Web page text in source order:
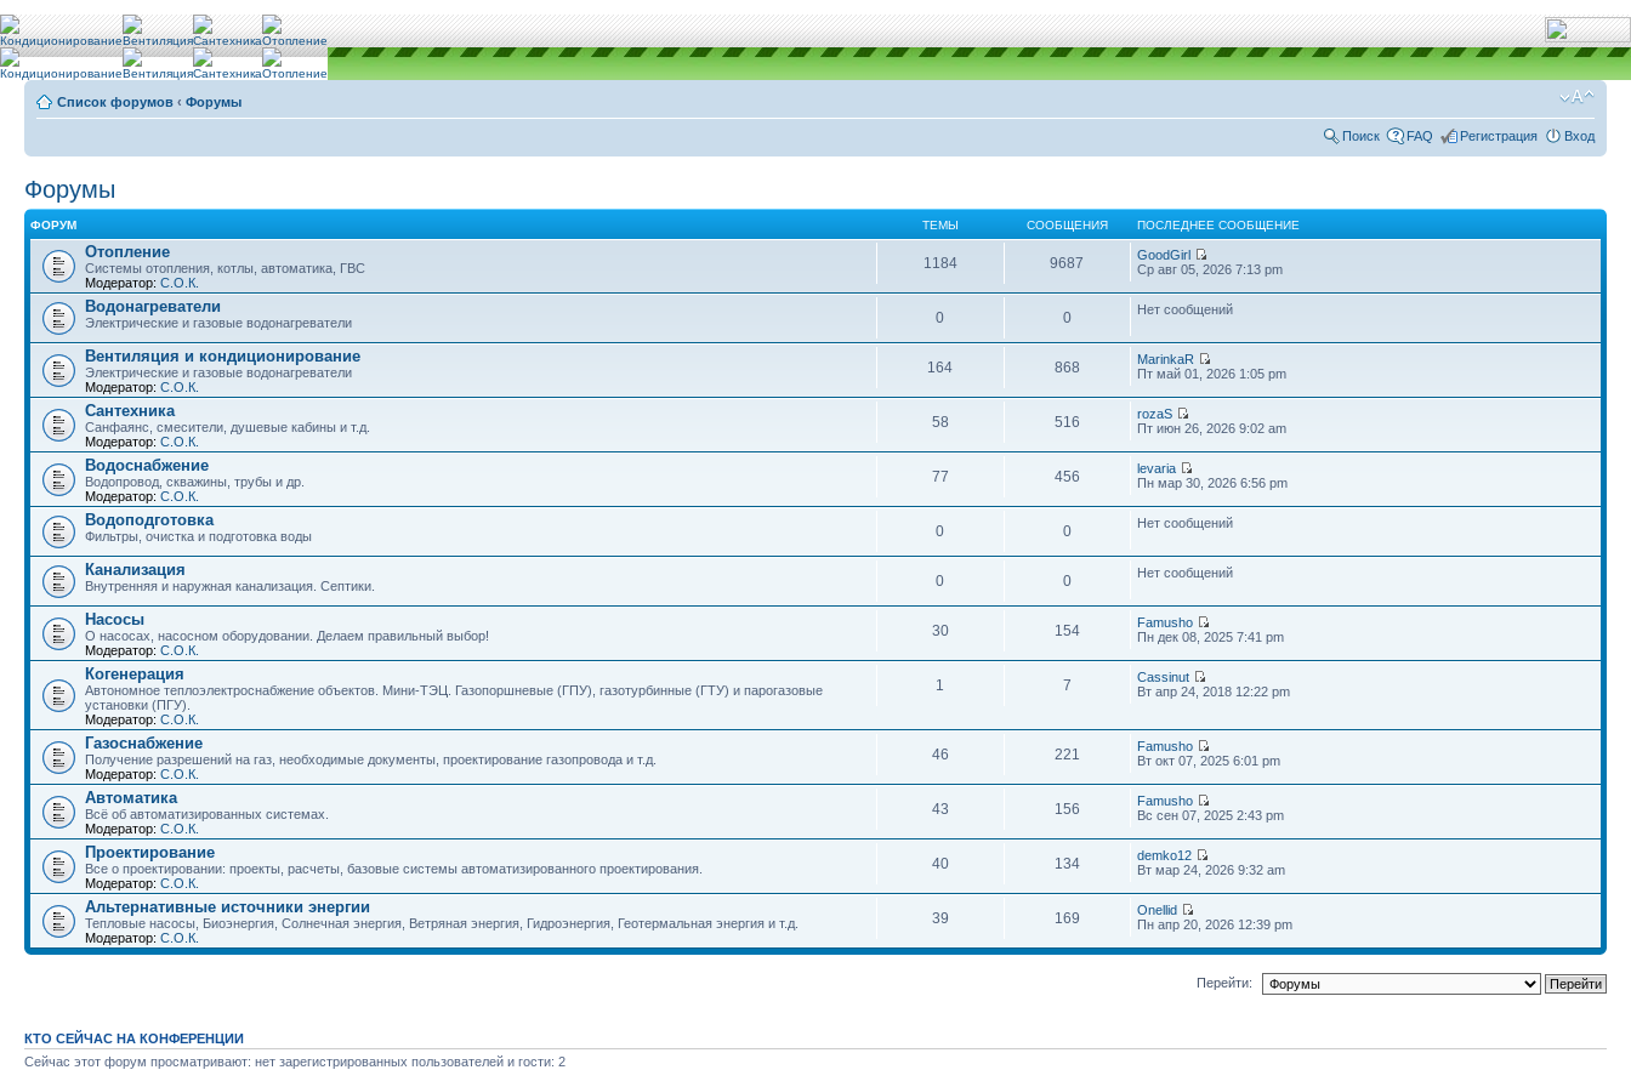
Список форумов ‹ Форумы
Поиск FAQ Регистрация Вход
Форумы
ФОРУМ ТЕМЫ СООБЩЕНИЯ ПОСЛЕДНЕЕ СООБЩЕНИЕ
Отопление
Системы отопления, котлы, автоматика, ГВС
Модератор: С.О.К.
1184 9687
GoodGirl
Ср авг 05, 2026 7:13 pm
Водонагреватели
Электрические и газовые водонагреватели 0 0 Нет сообщений
Вентиляция и кондиционирование
Электрические и газовые водонагреватели
Модератор: С.О.К.
164 868
MarinkaR
Пт май 01, 2026 1:05 pm
Сантехника
Санфаянс, смесители, душевые кабины и т.д.
Модератор: С.О.К.
58 516
rozaS
Пт июн 26, 2026 9:02 am
Водоснабжение
Водопровод, скважины, трубы и др.
Модератор: С.О.К.
77 456
levaria
Пн мар 30, 2026 6:56 pm
Водоподготовка
Фильтры, очистка и подготовка воды 0 0 Нет сообщений
Канализация
Внутренняя и наружная канализация. Септики. 0 0 Нет сообщений
Насосы
О насосах, насосном оборудовании. Делаем правильный выбор!
Модератор: С.О.К.
30 154
Famusho
Пн дек 08, 2025 7:41 pm
Когенерация
Автономное теплоэлектроснабжение объектов. Мини-ТЭЦ. Газопоршневые (ГПУ), газотурбинные (ГТУ) и парогазовые
установки (ПГУ).
Модератор: С.О.К.
1 7
Cassinut
Вт апр 24, 2018 12:22 pm
Газоснабжение
Получение разрешений на газ, необходимые документы, проектирование газопровода и т.д.
Модератор: С.О.К.
46 221
Famusho
Вт окт 07, 2025 6:01 pm
Автоматика
Всё об автоматизированных системах.
Модератор: С.О.К.
43 156
Famusho
Вс сен 07, 2025 2:43 pm
Проектирование
Все о проектировании: проекты, расчеты, базовые системы автоматизированного проектирования.
Модератор: С.О.К.
40 134
demko12
Вт мар 24, 2026 9:32 am
Альтернативные источники энергии
Тепловые насосы, Биоэнергия, Солнечная энергия, Ветряная энергия, Гидроэнергия, Геотермальная энергия и т.д.
Модератор: С.О.К.
39 169
Onellid
Пн апр 20, 2026 12:39 pm
Перейти:
КТО СЕЙЧАС НА КОНФЕРЕНЦИИ
Сейчас этот форум просматривают: нет зарегистрированных пользователей и гости: 2